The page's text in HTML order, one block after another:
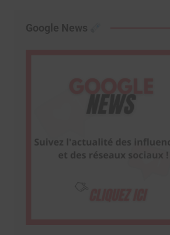
Google News